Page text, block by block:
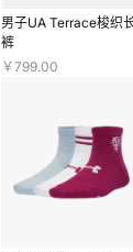
男子UA Terrace梭织
裤
￥799.00